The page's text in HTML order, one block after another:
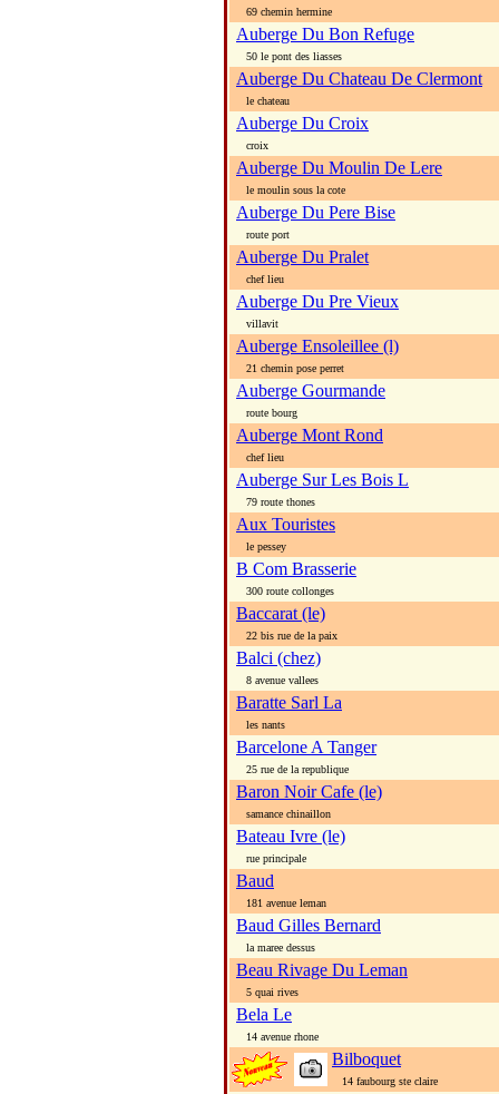
69 chemin hermine
Auberge Du Bon Refuge
50 le pont des liasses
Auberge Du Chateau De Clermont
le chateau
Auberge Du Croix
croix
Auberge Du Moulin De Lere
le moulin sous la cote
Auberge Du Pere Bise
route port
Auberge Du Pralet
chef lieu
Auberge Du Pre Vieux
villavit
Auberge Ensoleillee (l)
21 chemin pose perret
Auberge Gourmande
route bourg
Auberge Mont Rond
chef lieu
Auberge Sur Les Bois L
79 route thones
Aux Touristes
le pessey
B Com Brasserie
300 route collonges
Baccarat (le)
22 bis rue de la paix
Balci (chez)
8 avenue vallees
Baratte Sarl La
les nants
Barcelone A Tanger
25 rue de la republique
Baron Noir Cafe (le)
samance chinaillon
Bateau Ivre (le)
rue principale
Baud
181 avenue leman
Baud Gilles Bernard
la maree dessus
Beau Rivage Du Leman
5 quai rives
Bela Le
14 avenue rhone
Bilboquet
14 faubourg ste claire